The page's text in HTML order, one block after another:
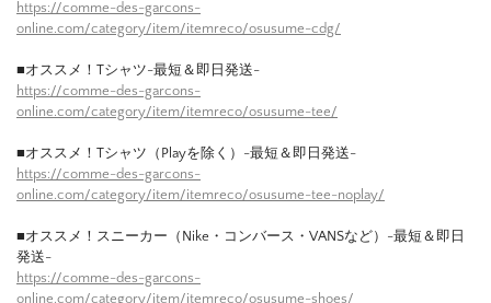
https://comme-des-garcons-
online.com/category/item/itemreco/osusume-cdg/
■オススメ！Tシャツ-最短＆即日発送-
https://comme-des-garcons-
online.com/category/item/itemreco/osusume-tee/
■オススメ！Tシャツ（Playを除く）-最短＆即日発送-
https://comme-des-garcons-
online.com/category/item/itemreco/osusume-tee-noplay/
■オススメ！スニーカー（Nike・コンバース・VANSなど）-最短＆即日
発送-
https://comme-des-garcons-
online.com/category/item/itemreco/osusume-shoes/